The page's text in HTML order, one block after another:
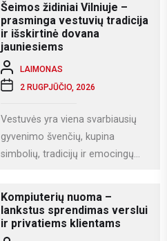
Šeimos židiniai Vilniuje –
prasminga vestuvių tradicija
ir išskirtinė dovana
jauniesiems
LAIMONAS
2 RUGPJŪČIO, 2026
Vestuvės yra viena svarbiausių
gyvenimo švenčių, kupina
simbolių, tradicijų ir emocingų
vestuvių...
Kompiuterių nuoma –
lankstus sprendimas verslui
ir privatiems klientams